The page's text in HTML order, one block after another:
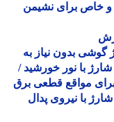
برای نشیمن
| 3 روش شارژ گوشی بدون نیاز به
با نور خورشید /
ساده برای مواقع قطعی برق
با نیروی پدال